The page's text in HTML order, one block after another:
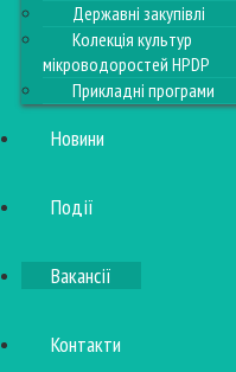
Державні закупівлі
Колекція культур
мікроводоростей HPDP
Прикладні програми
Новини
Події
Вакансії
Контакти